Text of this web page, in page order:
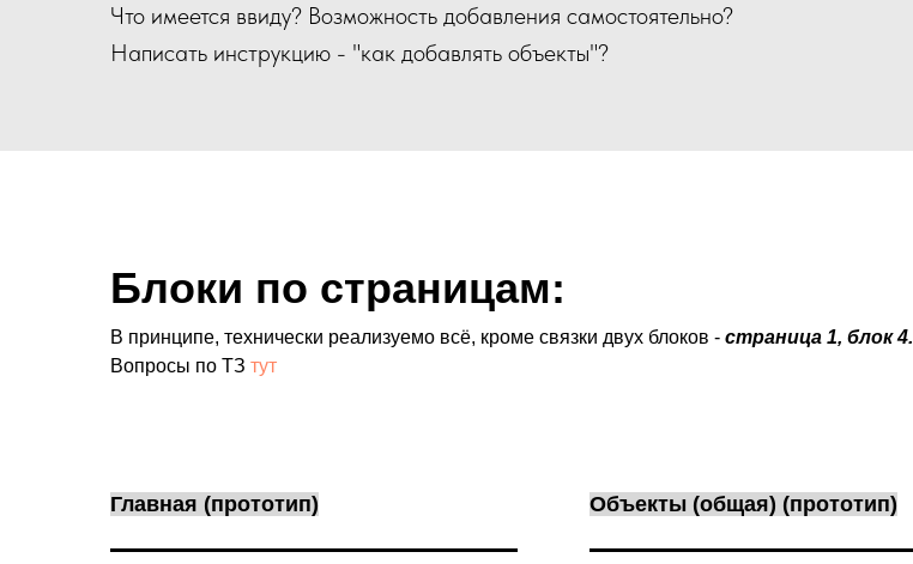
Что имеется ввиду? Возможность добавления самостоятельно?
Написать инструкцию - "как добавлять объекты"?
Блоки по страницам:
В принципе, технически реализуемо всё, кроме связки двух блоков - страница 1, блок 4.
Вопросы по ТЗ тут
Главная (прототип) Объекты (общая) (прототип)